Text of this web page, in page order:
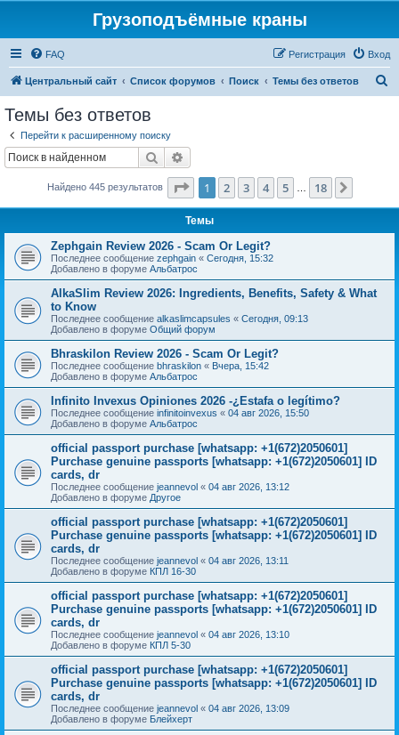
Грузоподъёмные краны
FAQ Вход
Регистрация
Центральный сайт Список форумов Поиск Темы без ответов
Темы без ответов
Перейти к расширенному поиску
Поиск
Найдено 445 результатов Страница из 18
1 2 3 4 5 18
Темы
Zephgain Review 2026 - Scam Or Legit?
Последнее сообщение zephgain « Сегодня, 15:32
Добавлено в форуме Альбатрос
AlkaSlim Review 2026: Ingredients, Benefits, Safety & What
to Know
Последнее сообщение alkaslimcapsules « Сегодня, 09:13
Добавлено в форуме Общий форум
Bhraskilon Review 2026 - Scam Or Legit?
Последнее сообщение bhraskilon « Вчера, 15:42
Добавлено в форуме Альбатрос
Infinito Invexus Opiniones 2026 -¿Estafa o legítimo?
Последнее сообщение infinitoinvexus « 04 авг 2026, 15:50
Добавлено в форуме Альбатрос
official passport purchase [whatsapp: +1(672)2050601]
Purchase genuine passports [whatsapp: +1(672)2050601] ID
cards, dr
Последнее сообщение jeannevol « 04 авг 2026, 13:12
Добавлено в форуме Другое
official passport purchase [whatsapp: +1(672)2050601]
Purchase genuine passports [whatsapp: +1(672)2050601] ID
cards, dr
Последнее сообщение jeannevol « 04 авг 2026, 13:11
Добавлено в форуме КПЛ 16-30
official passport purchase [whatsapp: +1(672)2050601]
Purchase genuine passports [whatsapp: +1(672)2050601] ID
cards, dr
Последнее сообщение jeannevol « 04 авг 2026, 13:10
Добавлено в форуме КПЛ 5-30
official passport purchase [whatsapp: +1(672)2050601]
Purchase genuine passports [whatsapp: +1(672)2050601] ID
cards, dr
Последнее сообщение jeannevol « 04 авг 2026, 13:09
Добавлено в форуме Блейхерт